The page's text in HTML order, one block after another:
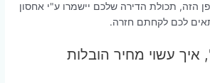
הזה, תכולת הדירה שלכם יישמרו ע"י אחסון
לכם לקחתם חזרה.
איך עשוי מחיר הובלות